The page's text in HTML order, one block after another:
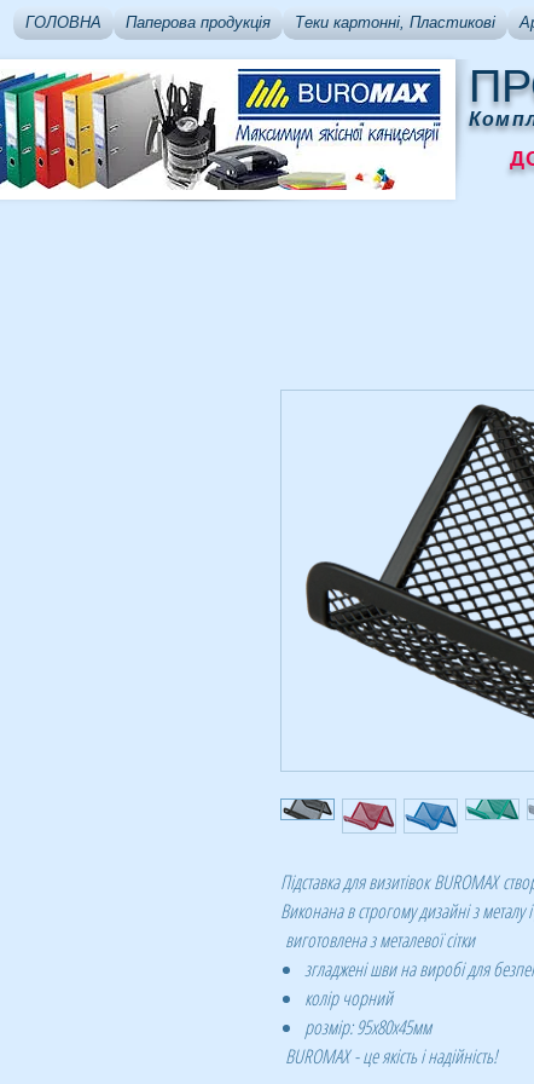
ГОЛОВНА Паперова продукція Теки картонні, Пластикові
Підставка для визитівок BUROMAX
Виконана в строгому дизайні з
виготовлена з металевої сітки
згладжені шви на виробі для
колір чорний
розмір: 95x80x45мм
BUROMAX- це якість і надійність!